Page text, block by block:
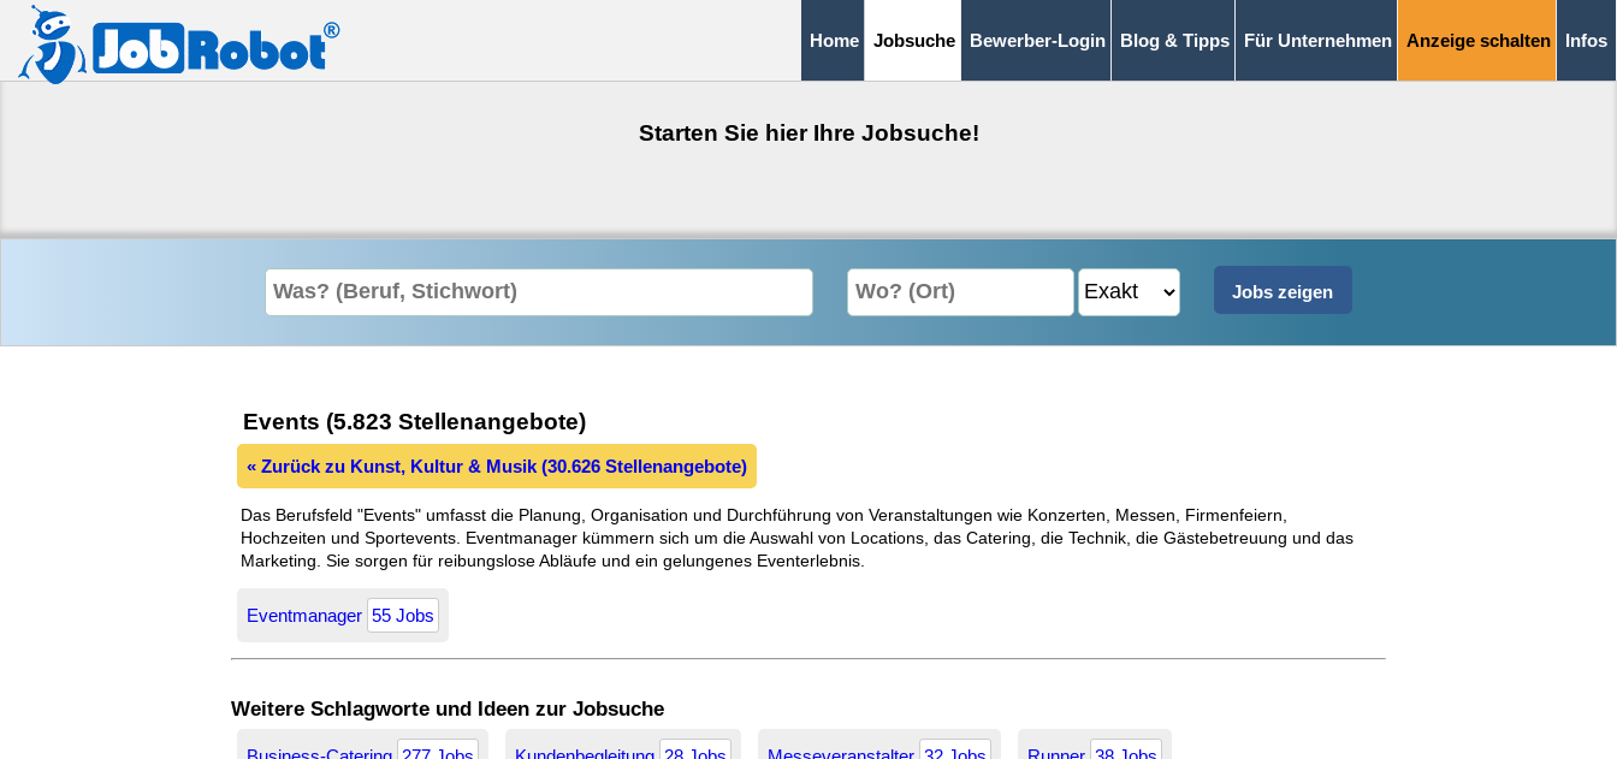
Home Jobsuche Bewerber-Login Blog & Tipps Für Unternehmen Anzeige schalten Infos
Starten Sie hier Ihre Jobsuche!
Events (5.823 Stellenangebote)
« Zurück zu Kunst, Kultur & Musik (30.626 Stellenangebote)
Das Berufsfeld "Events" umfasst die Planung, Organisation und Durchführung von Veranstaltungen wie Konzerten, Messen, Firmenfeiern,
Hochzeiten und Sportevents. Eventmanager kümmern sich um die Auswahl von Locations, das Catering, die Technik, die Gästebetreuung und das
Marketing. Sie sorgen für reibungslose Abläufe und ein gelungenes Eventerlebnis.
Eventmanager 55 Jobs
Weitere Schlagworte und Ideen zur Jobsuche